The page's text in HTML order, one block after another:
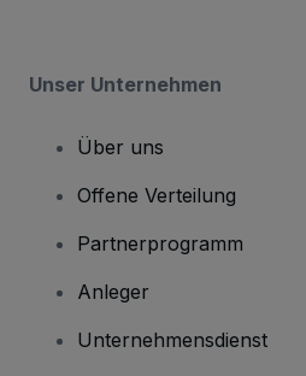
Unser Unternehmen
Über uns
Offene Verteilung
Partnerprogramm
Anleger
Unternehmensdienst